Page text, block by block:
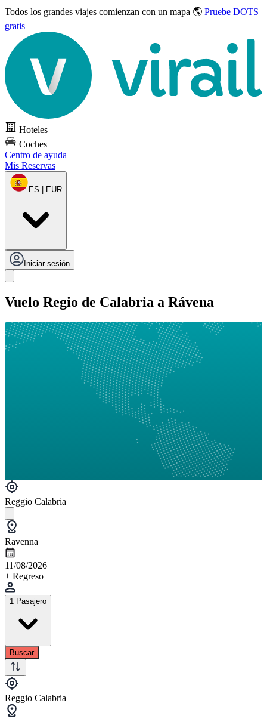
Todos los grandes viajes comienzan con un mapa 🌎 Pruebe DOTS
gratis
Hoteles
Coches
Centro de ayuda
Mis Reservas
ES | EUR
Iniciar sesión
Vuelo Regio de Calabria a Rávena
Reggio Calabria
Ravenna
11/08/2026
+ Regreso
1 Pasajero
Buscar
Reggio Calabria